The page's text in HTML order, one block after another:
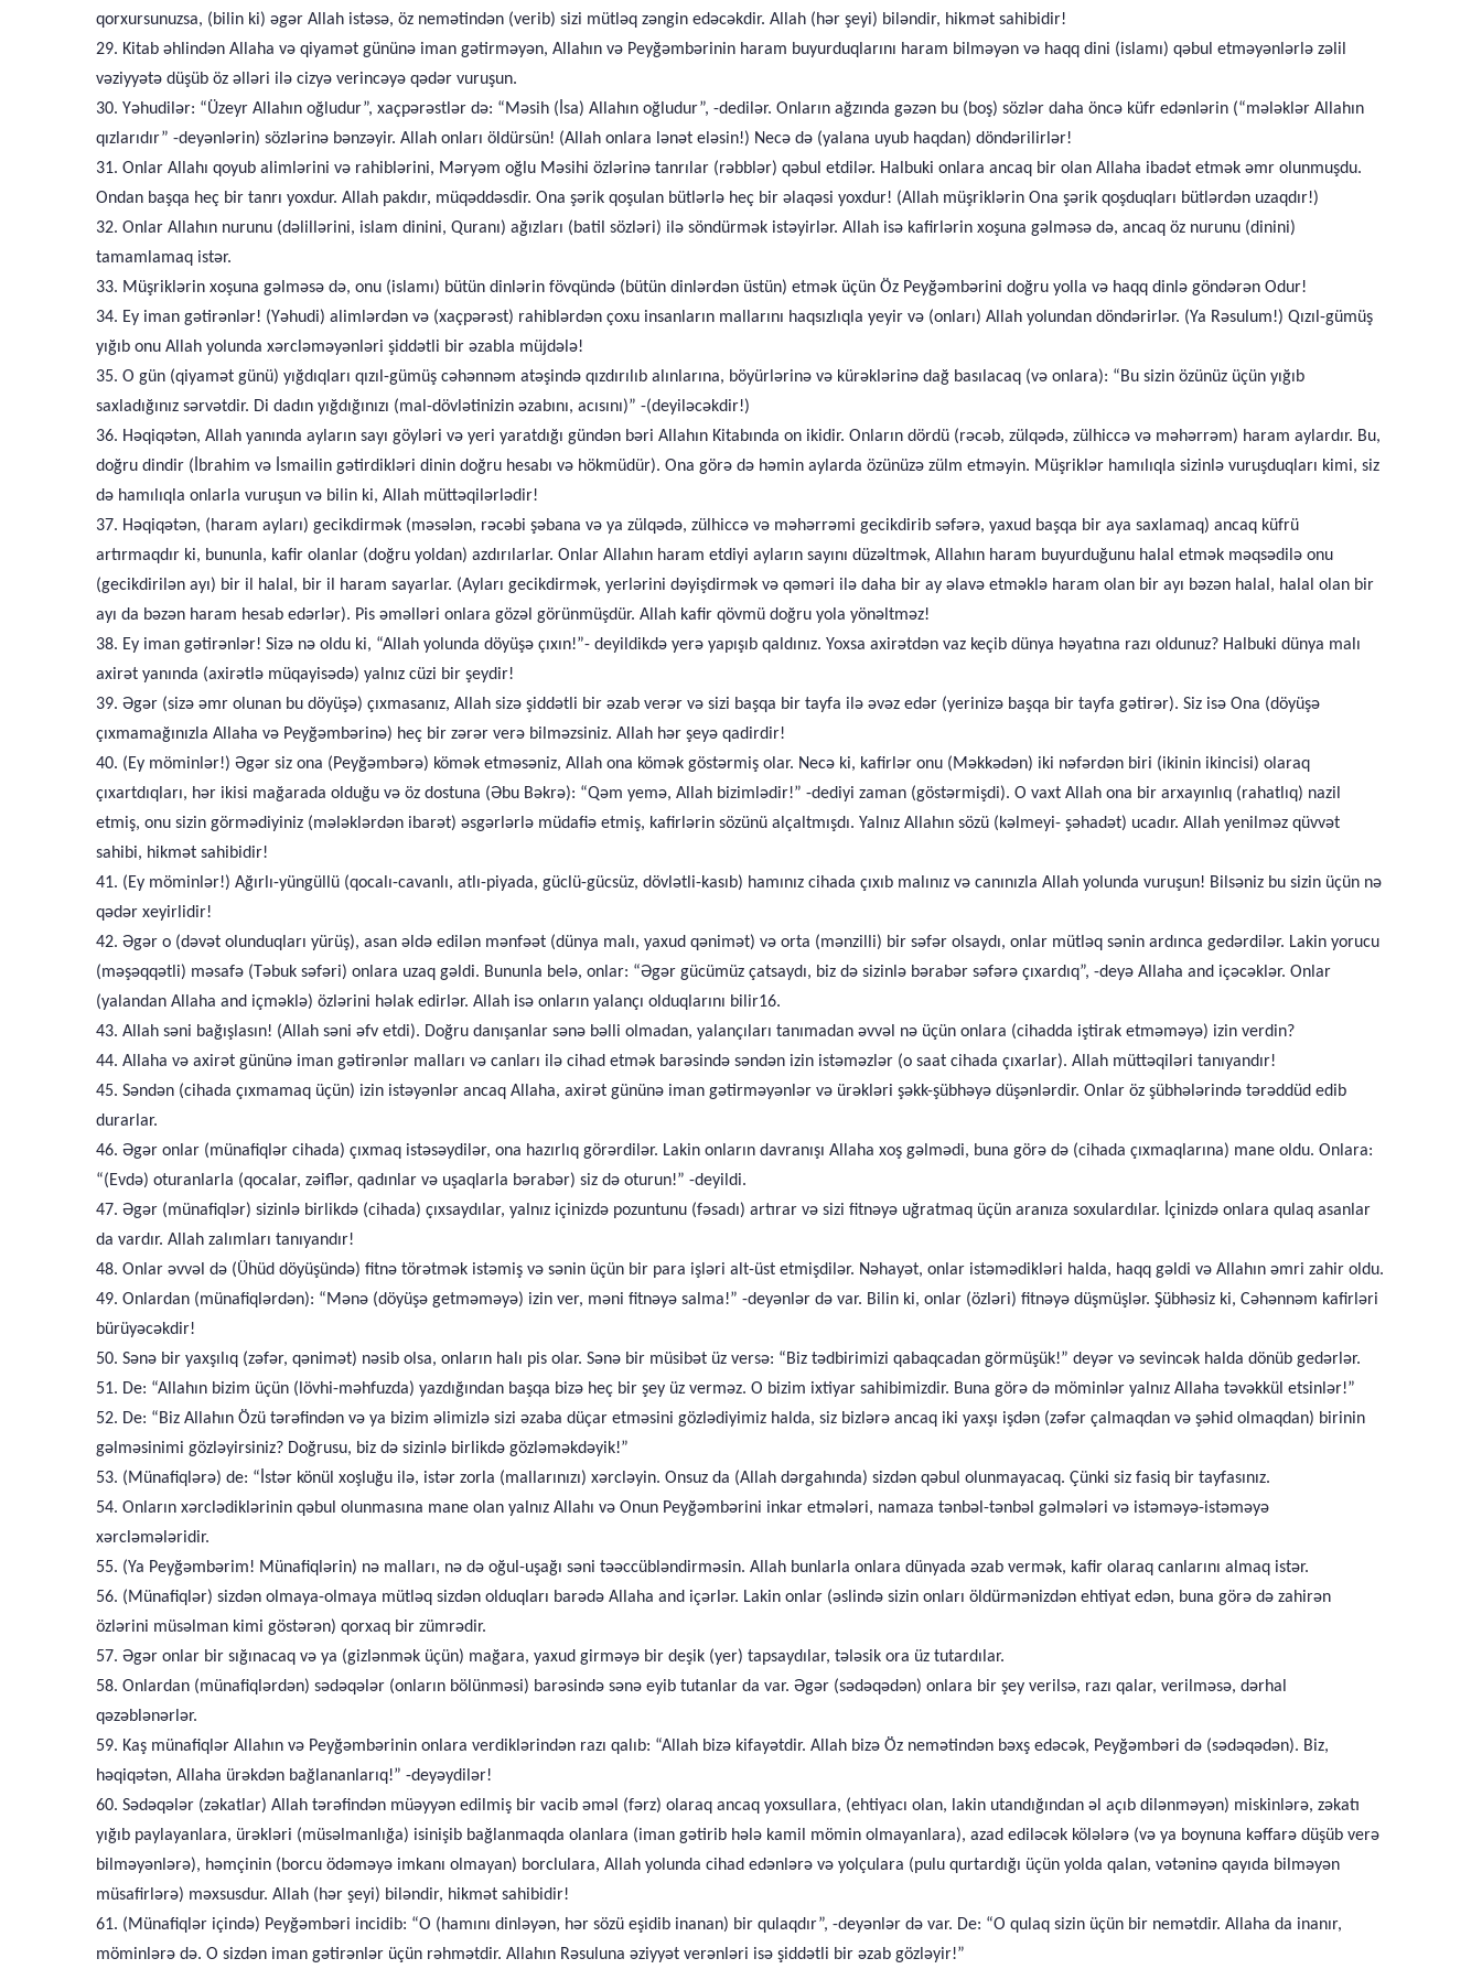
qorxursunuzsa, (bilin ki) əgər Allah istəsə, öz nemətindən (verib) sizi mütləq zəngin edəcəkdir. Allah (hər şeyi) biləndir, hikmət sahibidir!
29. Kitab əhlindən Allaha və qiyamət gününə iman gətirməyən, Allahın və Peyğəmbərinin haram buyurduqlarını haram bilməyən və haqq dini (islamı) qəbul etməyənlərlə zəlil
vəziyyətə düşüb öz əlləri ilə cizyə verincəyə qədər vuruşun.
30. Yəhudilər: “Üzeyr Allahın oğludur”, xaçpərəstlər də: “Məsih (İsa) Allahın oğludur”, -dedilər. Onların ağzında gəzən bu (boş) sözlər daha öncə küfr edənlərin (“mələklər Allahın
qızlarıdır” -deyənlərin) sözlərinə bənzəyir. Allah onları öldürsün! (Allah onlara lənət eləsin!) Necə də (yalana uyub haqdan) döndərilirlər!
31. Onlar Allahı qoyub alimlərini və rahiblərini, Məryəm oğlu Məsihi özlərinə tanrılar (rəbblər) qəbul etdilər. Halbuki onlara ancaq bir olan Allaha ibadət etmək əmr olunmuşdu.
Ondan başqa heç bir tanrı yoxdur. Allah pakdır, müqəddəsdir. Ona şərik qoşulan bütlərlə heç bir əlaqəsi yoxdur! (Allah müşriklərin Ona şərik qoşduqları bütlərdən uzaqdır!)
32. Onlar Allahın nurunu (dəlillərini, islam dinini, Quranı) ağızları (batil sözləri) ilə söndürmək istəyirlər. Allah isə kafirlərin xoşuna gəlməsə də, ancaq öz nurunu (dinini)
tamamlamaq istər.
33. Müşriklərin xoşuna gəlməsə də, onu (islamı) bütün dinlərin fövqündə (bütün dinlərdən üstün) etmək üçün Öz Peyğəmbərini doğru yolla və haqq dinlə göndərən Odur!
34. Ey iman gətirənlər! (Yəhudi) alimlərdən və (xaçpərəst) rahiblərdən çoxu insanların mallarını haqsızlıqla yeyir və (onları) Allah yolundan döndərirlər. (Ya Rəsulum!) Qızıl-gümüş
yığıb onu Allah yolunda xərcləməyənləri şiddətli bir əzabla müjdələ!
35. O gün (qiyamət günü) yığdıqları qızıl-gümüş cəhənnəm atəşində qızdırılıb alınlarına, böyürlərinə və kürəklərinə dağ basılacaq (və onlara): “Bu sizin özünüz üçün yığıb
saxladığınız sərvətdir. Di dadın yığdığınızı (mal-dövlətinizin əzabını, acısını)” -(deyiləcəkdir!)
36. Həqiqətən, Allah yanında ayların sayı göyləri və yeri yaratdığı gündən bəri Allahın Kitabında on ikidir. Onların dördü (rəcəb, zülqədə, zülhiccə və məhərrəm) haram aylardır. Bu,
doğru dindir (İbrahim və İsmailin gətirdikləri dinin doğru hesabı və hökmüdür). Ona görə də həmin aylarda özünüzə zülm etməyin. Müşriklər hamılıqla sizinlə vuruşduqları kimi, siz
də hamılıqla onlarla vuruşun və bilin ki, Allah müttəqilərlədir!
37. Həqiqətən, (haram ayları) gecikdirmək (məsələn, rəcəbi şəbana və ya zülqədə, zülhiccə və məhərrəmi gecikdirib səfərə, yaxud başqa bir aya saxlamaq) ancaq küfrü
artırmaqdır ki, bununla, kafir olanlar (doğru yoldan) azdırılarlar. Onlar Allahın haram etdiyi ayların sayını düzəltmək, Allahın haram buyurduğunu halal etmək məqsədilə onu
(gecikdirilən ayı) bir il halal, bir il haram sayarlar. (Ayları gecikdirmək, yerlərini dəyişdirmək və qəməri ilə daha bir ay əlavə etməklə haram olan bir ayı bəzən halal, halal olan bir
ayı da bəzən haram hesab edərlər). Pis əməlləri onlara gözəl görünmüşdür. Allah kafir qövmü doğru yola yönəltməz!
38. Ey iman gətirənlər! Sizə nə oldu ki, “Allah yolunda döyüşə çıxın!”- deyildikdə yerə yapışıb qaldınız. Yoxsa axirətdən vaz keçib dünya həyatına razı oldunuz? Halbuki dünya malı
axirət yanında (axirətlə müqayisədə) yalnız cüzi bir şeydir!
39. Əgər (sizə əmr olunan bu döyüşə) çıxmasanız, Allah sizə şiddətli bir əzab verər və sizi başqa bir tayfa ilə əvəz edər (yerinizə başqa bir tayfa gətirər). Siz isə Ona (döyüşə
çıxmamağınızla Allaha və Peyğəmbərinə) heç bir zərər verə bilməzsiniz. Allah hər şeyə qadirdir!
40. (Ey möminlər!) Əgər siz ona (Peyğəmbərə) kömək etməsəniz, Allah ona kömək göstərmiş olar. Necə ki, kafirlər onu (Məkkədən) iki nəfərdən biri (ikinin ikincisi) olaraq
çıxartdıqları, hər ikisi mağarada olduğu və öz dostuna (Əbu Bəkrə): “Qəm yemə, Allah bizimlədir!” -dediyi zaman (göstərmişdi). O vaxt Allah ona bir arxayınlıq (rahatlıq) nazil
etmiş, onu sizin görmədiyiniz (mələklərdən ibarət) əsgərlərlə müdafiə etmiş, kafirlərin sözünü alçaltmışdı. Yalnız Allahın sözü (kəlmeyi- şəhadət) ucadır. Allah yenilməz qüvvət
sahibi, hikmət sahibidir!
41. (Ey möminlər!) Ağırlı-yüngüllü (qocalı-cavanlı, atlı-piyada, güclü-gücsüz, dövlətli-kasıb) hamınız cihada çıxıb malınız və canınızla Allah yolunda vuruşun! Bilsəniz bu sizin üçün nə
qədər xeyirlidir!
42. Əgər o (dəvət olunduqları yürüş), asan əldə edilən mənfəət (dünya malı, yaxud qənimət) və orta (mənzilli) bir səfər olsaydı, onlar mütləq sənin ardınca gedərdilər. Lakin yorucu
(məşəqqətli) məsafə (Təbuk səfəri) onlara uzaq gəldi. Bununla belə, onlar: “Əgər gücümüz çatsaydı, biz də sizinlə bərabər səfərə çıxardıq”, -deyə Allaha and içəcəklər. Onlar
(yalandan Allaha and içməklə) özlərini həlak edirlər. Allah isə onların yalançı olduqlarını bilir16.
43. Allah səni bağışlasın! (Allah səni əfv etdi). Doğru danışanlar sənə bəlli olmadan, yalançıları tanımadan əvvəl nə üçün onlara (cihadda iştirak etməməyə) izin verdin?
44. Allaha və axirət gününə iman gətirənlər malları və canları ilə cihad etmək barəsində səndən izin istəməzlər (o saat cihada çıxarlar). Allah müttəqiləri tanıyandır!
45. Səndən (cihada çıxmamaq üçün) izin istəyənlər ancaq Allaha, axirət gününə iman gətirməyənlər və ürəkləri şəkk-şübhəyə düşənlərdir. Onlar öz şübhələrində tərəddüd edib
durarlar.
46. Əgər onlar (münafiqlər cihada) çıxmaq istəsəydilər, ona hazırlıq görərdilər. Lakin onların davranışı Allaha xoş gəlmədi, buna görə də (cihada çıxmaqlarına) mane oldu. Onlara:
“(Evdə) oturanlarla (qocalar, zəiflər, qadınlar və uşaqlarla bərabər) siz də oturun!” -deyildi.
47. Əgər (münafiqlər) sizinlə birlikdə (cihada) çıxsaydılar, yalnız içinizdə pozuntunu (fəsadı) artırar və sizi fitnəyə uğratmaq üçün aranıza soxulardılar. İçinizdə onlara qulaq asanlar
da vardır. Allah zalımları tanıyandır!
48. Onlar əvvəl də (Ühüd döyüşündə) fitnə törətmək istəmiş və sənin üçün bir para işləri alt-üst etmişdilər. Nəhayət, onlar istəmədikləri halda, haqq gəldi və Allahın əmri zahir oldu.
49. Onlardan (münafiqlərdən): “Mənə (döyüşə getməməyə) izin ver, məni fitnəyə salma!” -deyənlər də var. Bilin ki, onlar (özləri) fitnəyə düşmüşlər. Şübhəsiz ki, Cəhənnəm kafirləri
bürüyəcəkdir!
50. Sənə bir yaxşılıq (zəfər, qənimət) nəsib olsa, onların halı pis olar. Sənə bir müsibət üz versə: “Biz tədbirimizi qabaqcadan görmüşük!” deyər və sevincək halda dönüb gedərlər.
51. De: “Allahın bizim üçün (lövhi-məhfuzda) yazdığından başqa bizə heç bir şey üz verməz. O bizim ixtiyar sahibimizdir. Buna görə də möminlər yalnız Allaha təvəkkül etsinlər!”
52. De: “Biz Allahın Özü tərəfindən və ya bizim əlimizlə sizi əzaba düçar etməsini gözlədiyimiz halda, siz bizlərə ancaq iki yaxşı işdən (zəfər çalmaqdan və şəhid olmaqdan) birinin
gəlməsinimi gözləyirsiniz? Doğrusu, biz də sizinlə birlikdə gözləməkdəyik!”
53. (Münafiqlərə) de: “İstər könül xoşluğu ilə, istər zorla (mallarınızı) xərcləyin. Onsuz da (Allah dərgahında) sizdən qəbul olunmayacaq. Çünki siz fasiq bir tayfasınız.
54. Onların xərclədiklərinin qəbul olunmasına mane olan yalnız Allahı və Onun Peyğəmbərini inkar etmələri, namaza tənbəl-tənbəl gəlmələri və istəməyə-istəməyə
xərcləmələridir.
55. (Ya Peyğəmbərim! Münafiqlərin) nə malları, nə də oğul-uşağı səni təəccübləndirməsin. Allah bunlarla onlara dünyada əzab vermək, kafir olaraq canlarını almaq istər.
56. (Münafiqlər) sizdən olmaya-olmaya mütləq sizdən olduqları barədə Allaha and içərlər. Lakin onlar (əslində sizin onları öldürmənizdən ehtiyat edən, buna görə də zahirən
özlərini müsəlman kimi göstərən) qorxaq bir zümrədir.
57. Əgər onlar bir sığınacaq və ya (gizlənmək üçün) mağara, yaxud girməyə bir deşik (yer) tapsaydılar, tələsik ora üz tutardılar.
58. Onlardan (münafiqlərdən) sədəqələr (onların bölünməsi) barəsində sənə eyib tutanlar da var. Əgər (sədəqədən) onlara bir şey verilsə, razı qalar, verilməsə, dərhal
qəzəblənərlər.
59. Kaş münafiqlər Allahın və Peyğəmbərinin onlara verdiklərindən razı qalıb: “Allah bizə kifayətdir. Allah bizə Öz nemətindən bəxş edəcək, Peyğəmbəri də (sədəqədən). Biz,
həqiqətən, Allaha ürəkdən bağlananlarıq!” -deyəydilər!
60. Sədəqələr (zəkatlar) Allah tərəfindən müəyyən edilmiş bir vacib əməl (fərz) olaraq ancaq yoxsullara, (ehtiyacı olan, lakin utandığından əl açıb dilənməyən) miskinlərə, zəkatı
yığıb paylayanlara, ürəkləri (müsəlmanlığa) isinişib bağlanmaqda olanlara (iman gətirib hələ kamil mömin olmayanlara), azad ediləcək kölələrə (və ya boynuna kəffarə düşüb verə
bilməyənlərə), həmçinin (borcu ödəməyə imkanı olmayan) borclulara, Allah yolunda cihad edənlərə və yolçulara (pulu qurtardığı üçün yolda qalan, vətəninə qayıda bilməyən
müsafirlərə) məxsusdur. Allah (hər şeyi) biləndir, hikmət sahibidir!
61. (Münafiqlər içində) Peyğəmbəri incidib: “O (hamını dinləyən, hər sözü eşidib inanan) bir qulaqdır”, -deyənlər də var. De: “O qulaq sizin üçün bir nemətdir. Allaha da inanır,
möminlərə də. O sizdən iman gətirənlər üçün rəhmətdir. Allahın Rəsuluna əziyyət verənləri isə şiddətli bir əzab gözləyir!”